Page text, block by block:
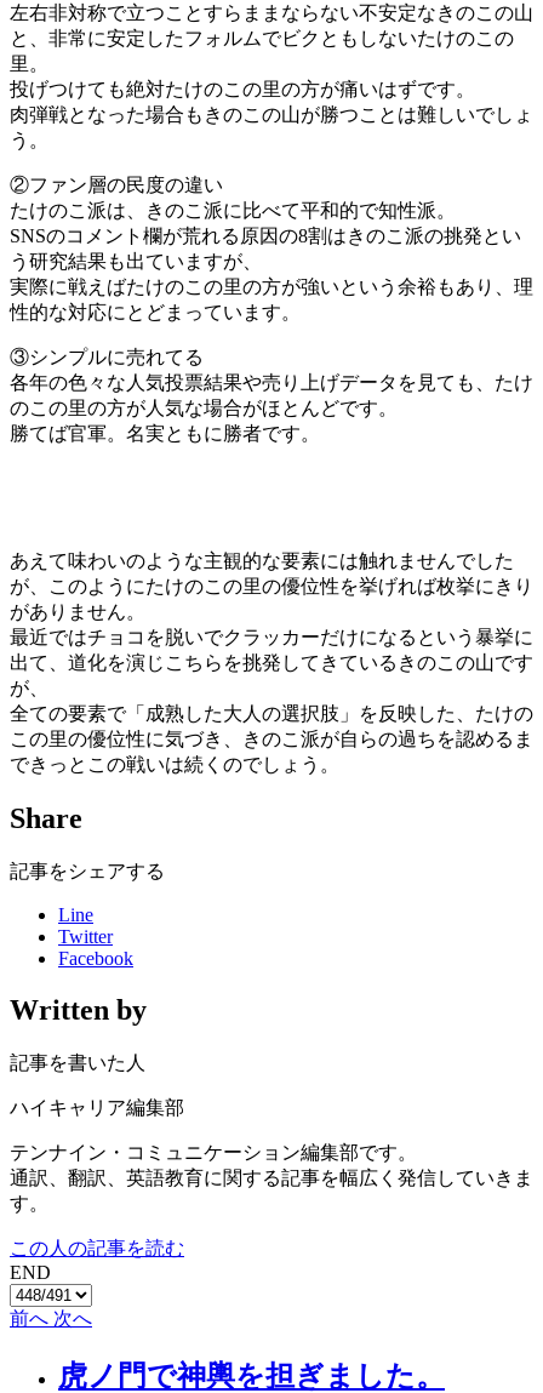
左右非対称で立つことすらままならない不安定なきのこの山
と、非常に安定したフォルムでビクともしないたけのこの
里。
投げつけても絶対たけのこの里の方が痛いはずです。
肉弾戦となった場合もきのこの山が勝つことは難しいでしょ
う。
②ファン層の民度の違い
たけのこ派は、きのこ派に比べて平和的で知性派。
SNSのコメント欄が荒れる原因の8割はきのこ派の挑発とい
う研究結果も出ていますが、
実際に戦えばたけのこの里の方が強いという余裕もあり、理
性的な対応にとどまっています。
③シンプルに売れてる
各年の色々な人気投票結果や売り上げデータを見ても、たけ
のこの里の方が人気な場合がほとんどです。
勝てば官軍。名実ともに勝者です。
あえて味わいのような主観的な要素には触れませんでした
が、このようにたけのこの里の優位性を挙げれば枚挙にきり
がありません。
最近ではチョコを脱いでクラッカーだけになるという暴挙に
出て、道化を演じこちらを挑発してきているきのこの山です
が、
全ての要素で「成熟した大人の選択肢」を反映した、たけの
この里の優位性に気づき、きのこ派が自らの過ちを認めるま
できっとこの戦いは続くのでしょう。
Share
記事をシェアする
Line
Twitter
Facebook
Written by
記事を書いた人
ハイキャリア編集部
テンナイン・コミュニケーション編集部です。
通訳、翻訳、英語教育に関する記事を幅広く発信していきま
す。
この人の記事を読む
END
前へ 次へ
虎ノ門で神輿を担ぎました。